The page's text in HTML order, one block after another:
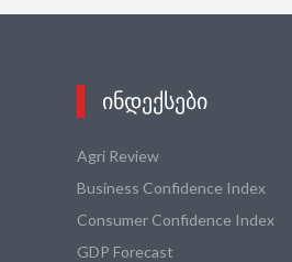
ᲘᲜᲓᲔᲥᲡᲔᲑᲘ
Agri Review
Business Confidence Index
Consumer Confidence Index
GDP Forecast